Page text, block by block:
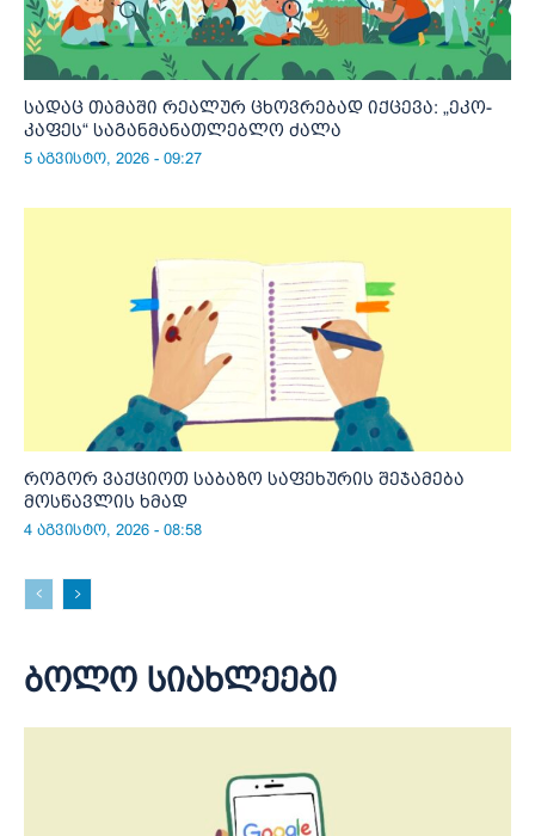
სადაც თამაში რეალურ ცხოვრებად იქცევა: „ეკო-
კაფეს“ საგანმანათლებლო ძალა
5 აგვისტო, 2026 - 09:27
როგორ ვაქციოთ საბაზო საფეხურის შეჯამება
მოსწავლის ხმად
4 აგვისტო, 2026 - 08:58
ბოლო სიახლეები